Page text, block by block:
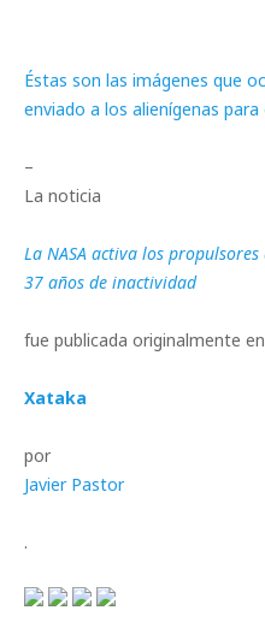
Éstas son las imágenes que
enviado a los alienígenas
–
La noticia
La NASA activa los
37 años de inactividad
fue publicada originalmente en
Xataka
por
Javier Pastor
.